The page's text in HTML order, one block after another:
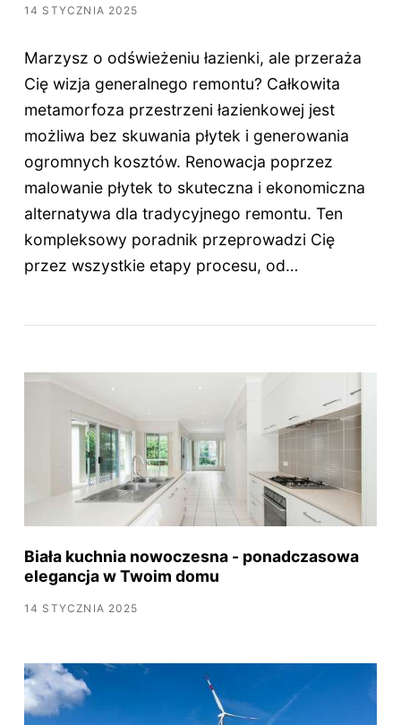
14 STYCZNIA 2025
Marzysz o odświeżeniu łazienki, ale przeraża
Cię wizja generalnego remontu? Całkowita
metamorfoza przestrzeni łazienkowej jest
możliwa bez skuwania płytek i generowania
ogromnych kosztów. Renowacja poprzez
malowanie płytek to skuteczna i ekonomiczna
alternatywa dla tradycyjnego remontu. Ten
kompleksowy poradnik przeprowadzi Cię
przez wszystkie etapy procesu, od…
Biała kuchnia nowoczesna - ponadczasowa
elegancja w Twoim domu
14 STYCZNIA 2025